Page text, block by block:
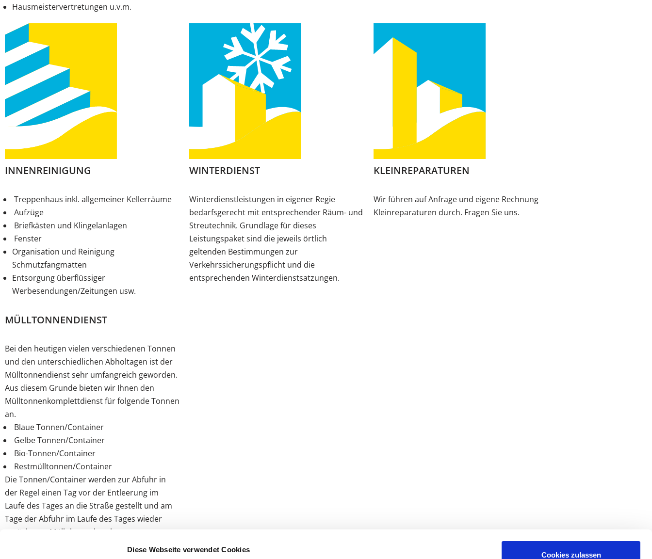
Diese Webseite verwendet Cookies
Cookies zulassen
Hausmeistervertretungen u.v.m.
INNENREINIGUNG
Treppenhaus inkl. allgemeiner Kellerräume
Aufzüge
Briefkästen und Klingelanlagen
Fenster
Organisation und Reinigung
Schmutzfangmatten
Entsorgung überflüssiger
Werbesendungen/Zeitungen usw.
MÜLLTONNENDIENST
Bei den heutigen vielen verschiedenen Tonnen
und den unterschiedlichen Abholtagen ist der
Mülltonnendienst sehr umfangreich geworden.
Aus diesem Grunde bieten wir Ihnen den
Mülltonnenkomplettdienst für folgende Tonnen
an.
Blaue Tonnen/Container
Gelbe Tonnen/Container
Bio-Tonnen/Container
Restmülltonnen/Container
Die Tonnen/Container werden zur Abfuhr in
der Regel einen Tag vor der Entleerung im
Laufe des Tages an die Straße gestellt und am
Tage der Abfuhr im Laufe des Tages wieder
zurück zum Müllplatz gebracht.
WINTERDIENST
Winterdienstleistungen in eigener Regie
bedarfsgerecht mit entsprechender Räum- und
Streutechnik. Grundlage für dieses
Leistungspaket sind die jeweils örtlich
geltenden Bestimmungen zur
Verkehrssicherungspflicht und die
entsprechenden Winterdienstsatzungen.
KLEINREPARATUREN
Wir führen auf Anfrage und eigene Rechnung
Kleinreparaturen durch. Fragen Sie uns.